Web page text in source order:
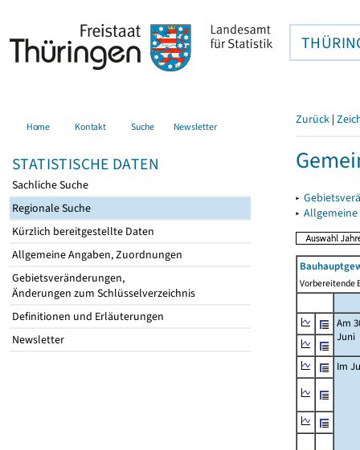
Home Kontakt Suche Newsletter
STATISTISCHE DATEN
Sachliche Suche
Regionale Suche
Kürzlich bereitgestellte Daten
Allgemeine Angaben, Zuordnungen
Gebietsveränderungen,
Änderungen zum Schlüsselverzeichnis
Definitionen und Erläuterungen
Newsletter
Zurück |
▸
▸
Vorbereitende
Am
Juni
Im